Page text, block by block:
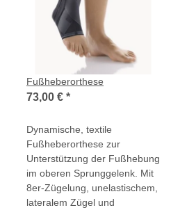
Fußheberorthese
73,00 € *
Dynamische, textile
Fußheberorthese zur
Unterstützung der Fußhebung
im oberen Sprunggelenk. Mit
8er-Zügelung, unelastischem,
lateralem Zügel und